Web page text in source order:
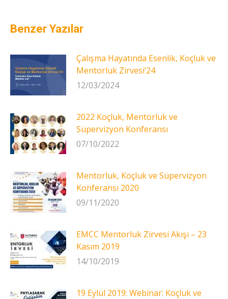
Benzer Yazılar
Çalışma Hayatında Esenlik, Koçluk ve
Mentorluk Zirvesi’24
12/03/2024
2022 Koçluk, Mentorluk ve
Süpervizyon Konferansı
07/10/2022
Mentorluk, Koçluk ve Süpervizyon
Konferansı 2020
09/11/2020
EMCC Mentorluk Zirvesi Akışı – 23
Kasım 2019
14/10/2019
19 Eylül 2019: Webinar: Koçluk ve